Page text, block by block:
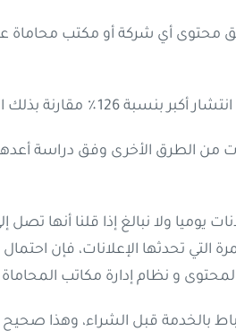
أي شركة أو مكتب محاماة
الذي لا يمتلك مدونات.
من الطرق الأخرى وفق دراسة
يوميا ولا نبالغ إذا قلنا أنها
و نظام إدارة مكاتب المحاماة
بالخدمة قبل الشراء، وهذا